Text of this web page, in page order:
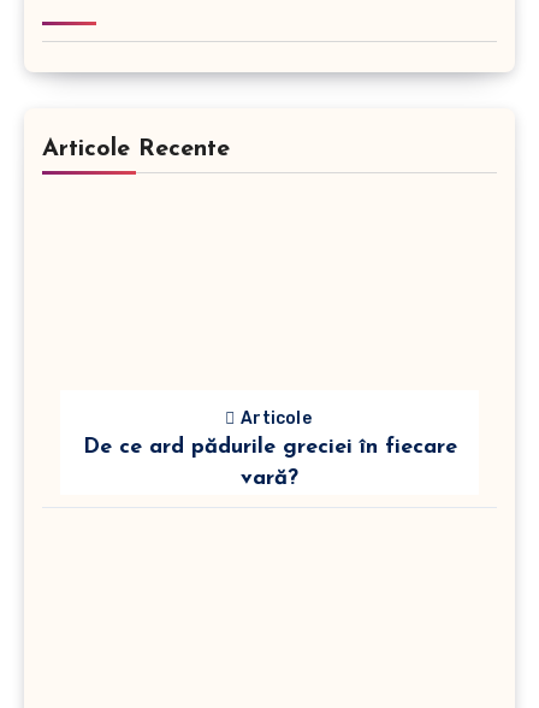
Articole Recente
Articole
De ce ard pădurile greciei în fiecare
vară?